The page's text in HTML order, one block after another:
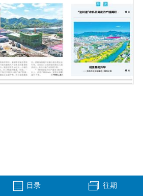
目录 往期